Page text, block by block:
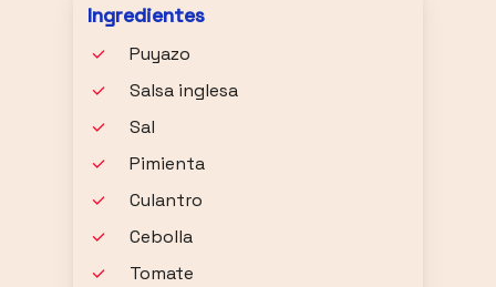
Ingredientes
Puyazo
Salsa inglesa
Sal
Pimienta
Culantro
Cebolla
Tomate